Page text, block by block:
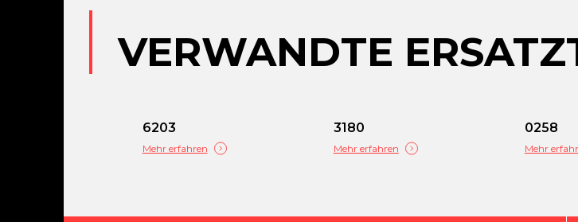
VERWANDTE
6203
Mehr erfahren
3180
Mehr erfahren
0258
Mehr